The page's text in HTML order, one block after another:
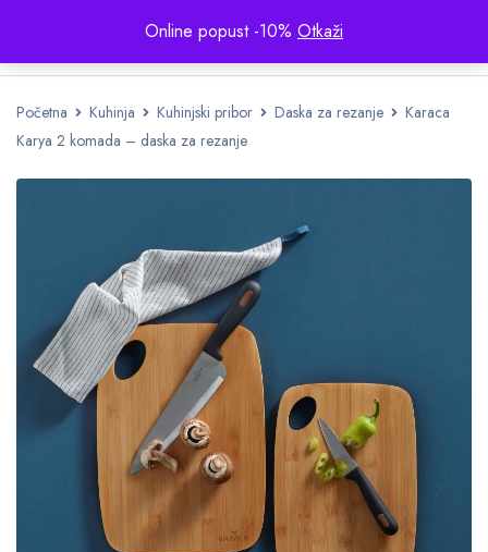
Online popust -10% Otkaži
Početna Kuhinja Kuhinjski pribor Daska za rezanje
Karaca
Karya 2 komada – daska za rezanje